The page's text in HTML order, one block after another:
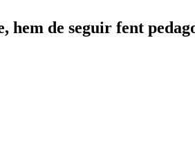
hem de seguir fent